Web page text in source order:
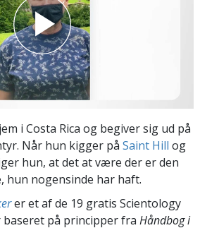
i Costa Rica og begiver sig ud på
Når hun kigger på Saint Hill og
hun, at det at være der er den
hun nogensinde har haft.
er et af de 19 gratis Scientology
på principper fra Håndbog i